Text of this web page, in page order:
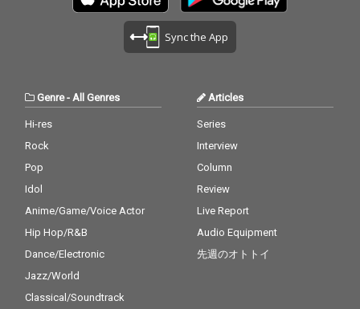
Sync the App
Genre-All Genres
Hi-res
Rock
Pop
Idol
Anime/Game/Voice Actor
Hip Hop/R&B
Dance/Electronic
Jazz/World
Classical/Soundtrack
Articles
Series
Interview
Column
Review
Live Report
Audio Equipment
先週のオトトイ